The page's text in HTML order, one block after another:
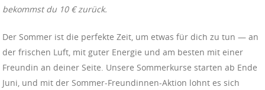
bekommst du 10 € zurück.
Der Sommer ist die perfekte Zeit, um etwas für dich zu tun — an
der frischen Luft, mit guter Energie und am besten mit einer
Freundin an deiner Seite. Unsere Sommerkurse starten ab Ende
Juni, und mit der Sommer-Freundinnen-Aktion lohnt es sich